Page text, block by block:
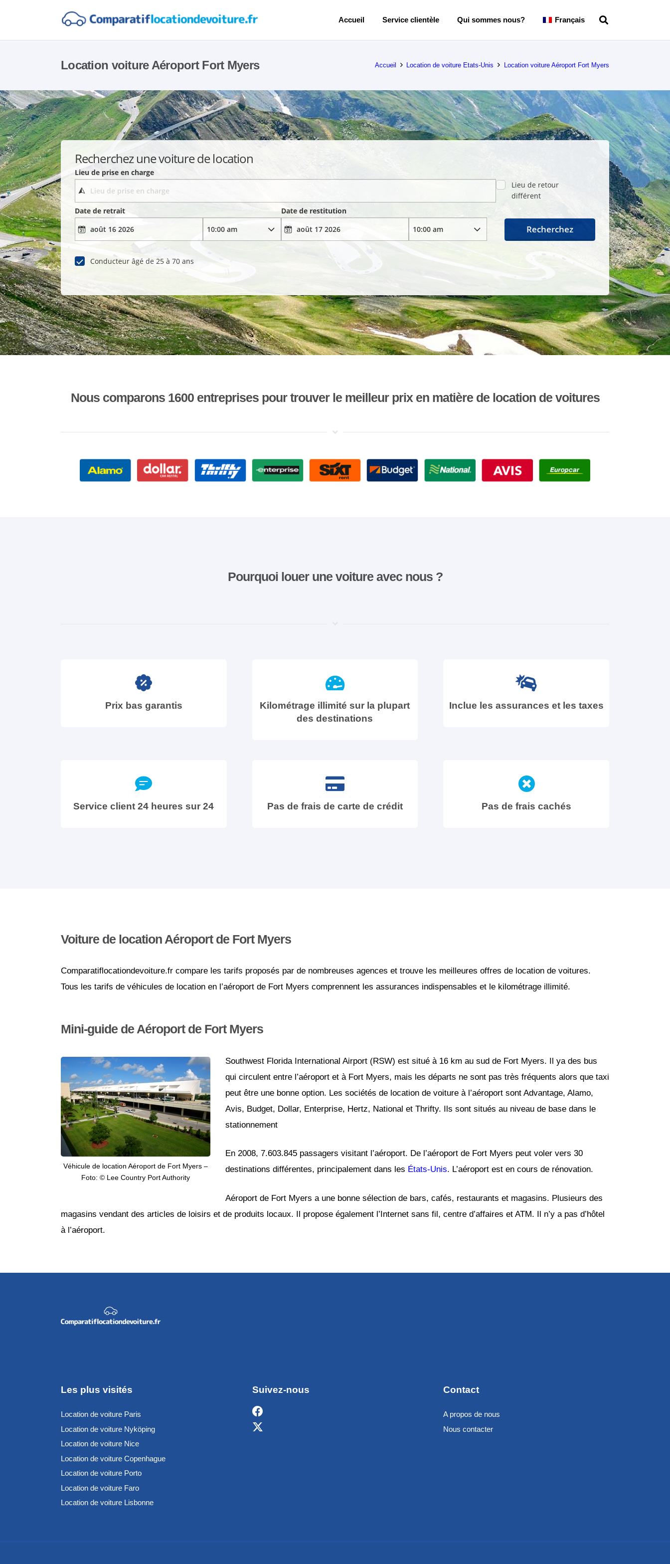
Accueil Service clientèle Qui sommes nous? Français
Location voiture Aéroport Fort Myers Accueil Location de voiture Etats-Unis Location voiture Aéroport Fort Myers
Recherchez une voiture de location
Lieu de prise en charge
Lieu de retour
différent
Date de retrait
Date de restitution
Conducteur âgé de 25 à 70 ans
Recherchez
Nous comparons 1600 entreprises pour trouver le meilleur prix en matière de location de voitures
Pourquoi louer une voiture avec nous ?
Prix bas garantis
Kilométrage illimité sur la plupart
des destinations
Inclue les assurances et les taxes
Service client 24 heures sur 24 Pas de frais de carte de crédit Pas de frais cachés
Voiture de location Aéroport de Fort Myers
Comparatiflocationdevoiture.fr compare les tarifs proposés par de nombreuses agences et trouve les meilleures offres de location de voitures.
Tous les tarifs de véhicules de location en l’aéroport de Fort Myers comprennent les assurances indispensables et le kilométrage illimité.
Mini-guide de Aéroport de Fort Myers
Véhicule de location Aéroport de Fort Myers –
Foto: © Lee Country Port Authority
Southwest Florida International Airport (RSW) est situé à 16 km au sud de Fort Myers. Il ya des bus
qui circulent entre l’aéroport et à Fort Myers, mais les départs ne sont pas très fréquents alors que taxi
peut être une bonne option. Les sociétés de location de voiture à l’aéroport sont Advantage, Alamo,
Avis, Budget, Dollar, Enterprise, Hertz, National et Thrifty. Ils sont situés au niveau de base dans le
stationnement
En 2008, 7.603.845 passagers visitant l’aéroport. De l’aéroport de Fort Myers peut voler vers 30
destinations différentes, principalement dans les États-Unis. L’aéroport est en cours de rénovation.
Aéroport de Fort Myers a une bonne sélection de bars, cafés, restaurants et magasins. Plusieurs des
magasins vendant des articles de loisirs et de produits locaux. Il propose également l’Internet sans fil, centre d’affaires et ATM. Il n’y a pas d’hôtel
à l’aéroport.
Les plus visités
Location de voiture Paris
Location de voiture Nyköping
Location de voiture Nice
Location de voiture Copenhague
Location de voiture Porto
Location de voiture Faro
Location de voiture Lisbonne
Suivez-nous Contact
A propos de nous
Nous contacter